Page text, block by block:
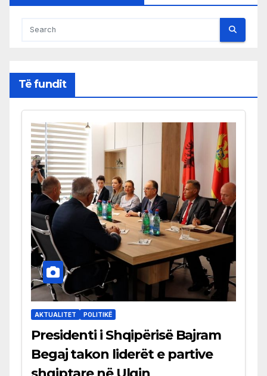
Të fundit
AKTUALITET POLITIKË
Presidenti i Shqipërisë Bajram
Begaj takon liderët e partive